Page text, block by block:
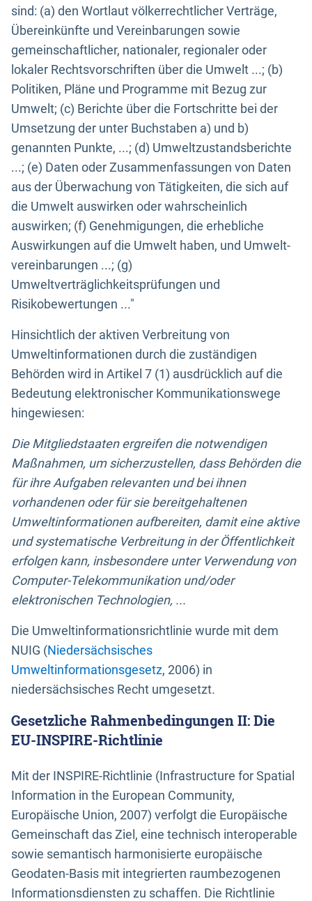
sind: (a) den Wortlaut völkerrechtlicher Verträge,
Übereinkünfte und Vereinbarungen sowie
gemeinschaftlicher, nationaler, regionaler oder
lokaler Rechtsvorschriften über die Umwelt ...; (b)
Politiken, Pläne und Programme mit Bezug zur
Umwelt; (c) Berichte über die Fortschritte bei der
Umsetzung der unter Buchstaben a) und b)
genannten Punkte, ...; (d) Umweltzustandsberichte
...; (e) Daten oder Zusammenfassungen von Daten
aus der Überwachung von Tätigkeiten, die sich auf
die Umwelt auswirken oder wahrscheinlich
auswirken; (f) Genehmigungen, die erhebliche
Auswirkungen auf die Umwelt haben, und Umwelt-
vereinbarungen ...; (g)
Umweltverträglichkeitsprüfungen und
Risikobewertungen ..."
Hinsichtlich der aktiven Verbreitung von
Umweltinformationen durch die zuständigen
Behörden wird in Artikel 7 (1) ausdrücklich auf die
Bedeutung elektronischer Kommunikationswege
hingewiesen:
Die Mitgliedstaaten ergreifen die notwendigen
Maßnahmen, um sicherzustellen, dass Behörden die
für ihre Aufgaben relevanten und bei ihnen
vorhandenen oder für sie bereitgehaltenen
Umweltinformationen aufbereiten, damit eine aktive
und systematische Verbreitung in der Öffentlichkeit
erfolgen kann, insbesondere unter Verwendung von
Computer-Telekommunikation und/oder
elektronischen Technologien, ...
Die Umweltinformationsrichtlinie wurde mit dem
NUIG (Niedersächsisches
Umweltinformationsgesetz, 2006) in
niedersächsisches Recht umgesetzt.
Gesetzliche Rahmenbedingungen II: Die
EU-INSPIRE-Richtlinie
Mit der INSPIRE-Richtlinie (Infrastructure for Spatial
Information in the European Community,
Europäische Union, 2007) verfolgt die Europäische
Gemeinschaft das Ziel, eine technisch interoperable
sowie semantisch harmonisierte europäische
Geodaten-Basis mit integrierten raumbezogenen
Informationsdiensten zu schaffen. Die Richtlinie